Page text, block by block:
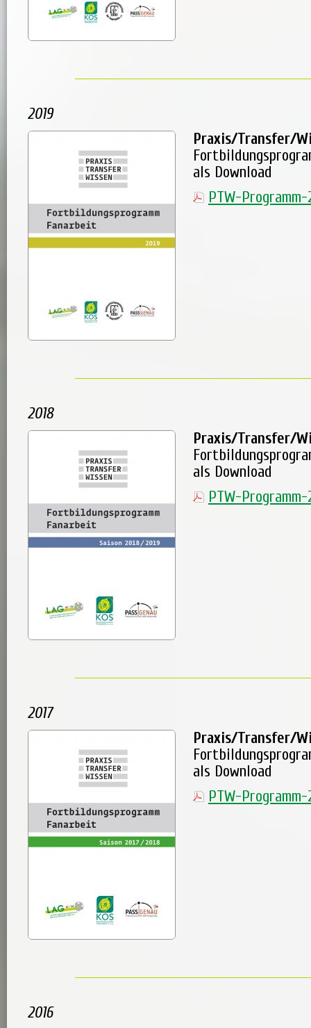
2019
Praxis/Transfer/
als Download
PTW-Programm-
2018
Praxis/Transfer/
als Download
PTW-Programm-
2017
Praxis/Transfer/
als Download
PTW-Programm-
2016